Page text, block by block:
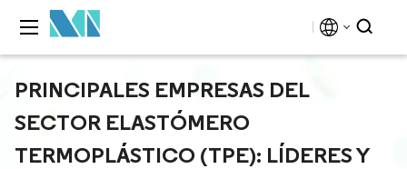
PRINCIPALES EMPRESAS DEL
SECTOR ELASTÓMERO
TERMOPLÁSTICO (TPE): LÍDERES Y